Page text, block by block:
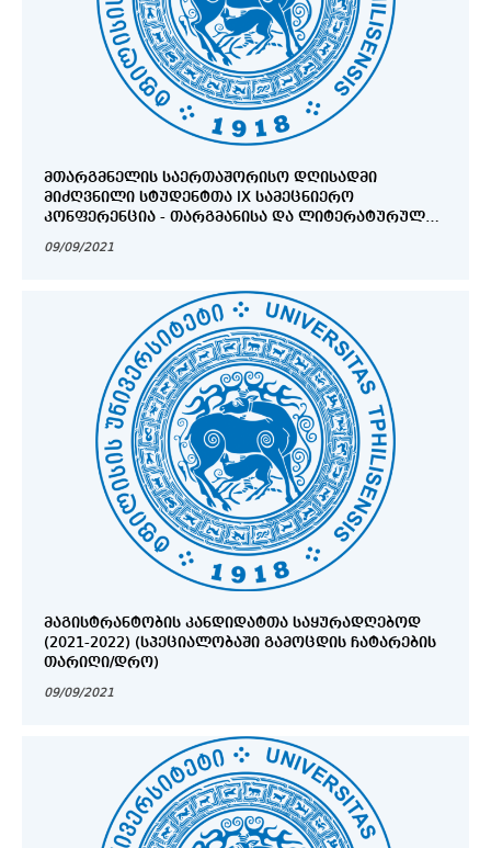
ᲛᲗᲐᲠᲒᲛᲜᲔᲚᲘᲡ ᲡᲐᲔᲠᲗᲐᲨᲝᲠᲘᲡᲝ ᲓᲦᲘᲡᲐᲓᲛᲘ
ᲛᲘᲫᲦᲕᲜᲘᲚᲘ ᲡᲢᲣᲓᲔᲜᲢᲗᲐ IX ᲡᲐᲛᲔᲪᲜᲘᲔᲠᲝ
ᲙᲝᲜᲤᲔᲠᲔᲜᲪᲘᲐ - ᲗᲐᲠᲒᲛᲐᲜᲘᲡᲐ ᲓᲐ ᲚᲘᲢᲔᲠᲐᲢᲣᲠᲣᲚ
09/09/2021
ᲛᲐᲒᲘᲡᲢᲠᲐᲜᲢᲝᲑᲘᲡ ᲙᲐᲜᲓᲘᲓᲐᲢᲗᲐ ᲡᲐᲧᲣᲠᲐᲓᲦᲔᲑᲝᲓ
(2021-2022) (ᲡᲞᲔᲪᲘᲐᲚᲝᲑᲐᲨᲘ ᲒᲐᲛᲝᲪᲓᲘᲡ ᲩᲐᲢᲐᲠᲔᲑᲘᲡ
ᲗᲐᲠᲘᲦᲘ/ᲓᲠᲝ)
09/09/2021